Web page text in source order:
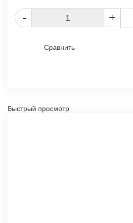
- +
Сравнить
Быстрый просмотр